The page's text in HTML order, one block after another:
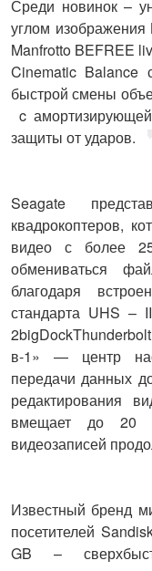
Среди новинок –
углом
Manfrotto BEFREE
Cinematic Balance
быстрой смены
c
защиты от ударов.
Seagate
квадрокоптеров,
видео с более
обмениваться
благодаря
стандарта UHS –
в-1» — центр
передачи данных
редактирования
вмещает до 20
видеозаписей
Известный бренд
посетителей
GB –